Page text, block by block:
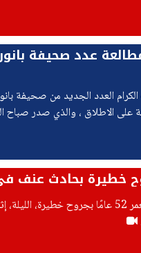
عدد صحيفة
العدد الجديد من صحيفة
على الاطلاق ، والذي صدر صباح
خطيرة بحادث عنف
أُصيب رجل يبلغ من العمر 52 عامًا بجروح